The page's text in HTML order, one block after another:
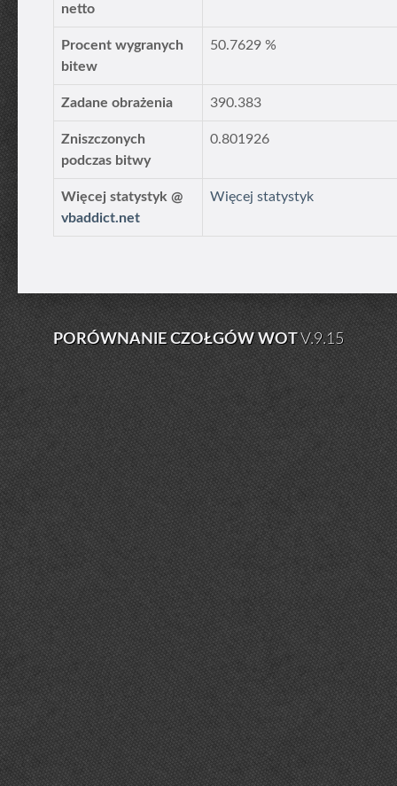
netto
Procent wygranych
bitew
50.7629 %
Zadane obrażenia 390.383
Zniszczonych
podczas bitwy
0.801926
Więcej statystyk @
vbaddict.net
Więcej statystyk
PORÓWNANIE CZOŁGÓW WOTV.9.15